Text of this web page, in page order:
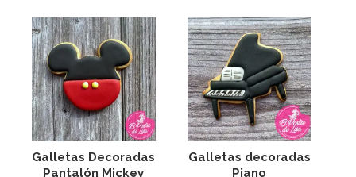
Galletas Decoradas
Pantalón Mickey
Galletas decoradas
Piano